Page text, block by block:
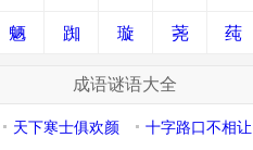
魉 踟 璇 荛 莼
成语谜语大全
天下寒士俱欢颜
十字路口不相让